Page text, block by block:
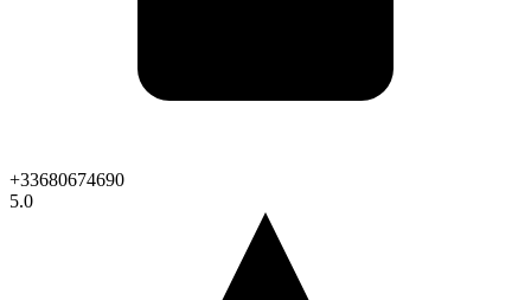
+33680674690
5.0